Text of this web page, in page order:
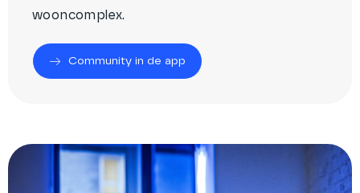
wooncomplex.
Community in de app